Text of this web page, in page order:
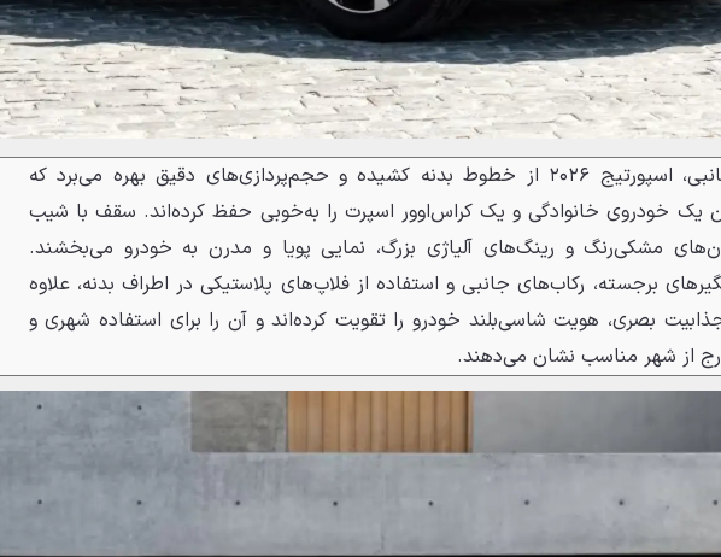
در نمای جانبی، اسپورتیج ۲۰۲۶ از خطوط بدنه کشیده و حجم‌پردازی‌های دقیق بهره می‌برد که
یک خودروی خانوادگی و یک کراس‌اوور اسپرت را به‌خوبی حفظ کرده‌اند. سقف با شیب
مشکی‌رنگ و رینگ‌های آلیاژی بزرگ، نمایی پویا و مدرن به خودرو می‌بخشند.
برجسته، رکاب‌های جانبی و استفاده از فلاپ‌های پلاستیکی در اطراف بدنه، علاوه
بصری، هویت شاسی‌بلند خودرو را تقویت کرده‌اند و آن را برای استفاده شهری و
از شهر مناسب نشان می‌دهند.